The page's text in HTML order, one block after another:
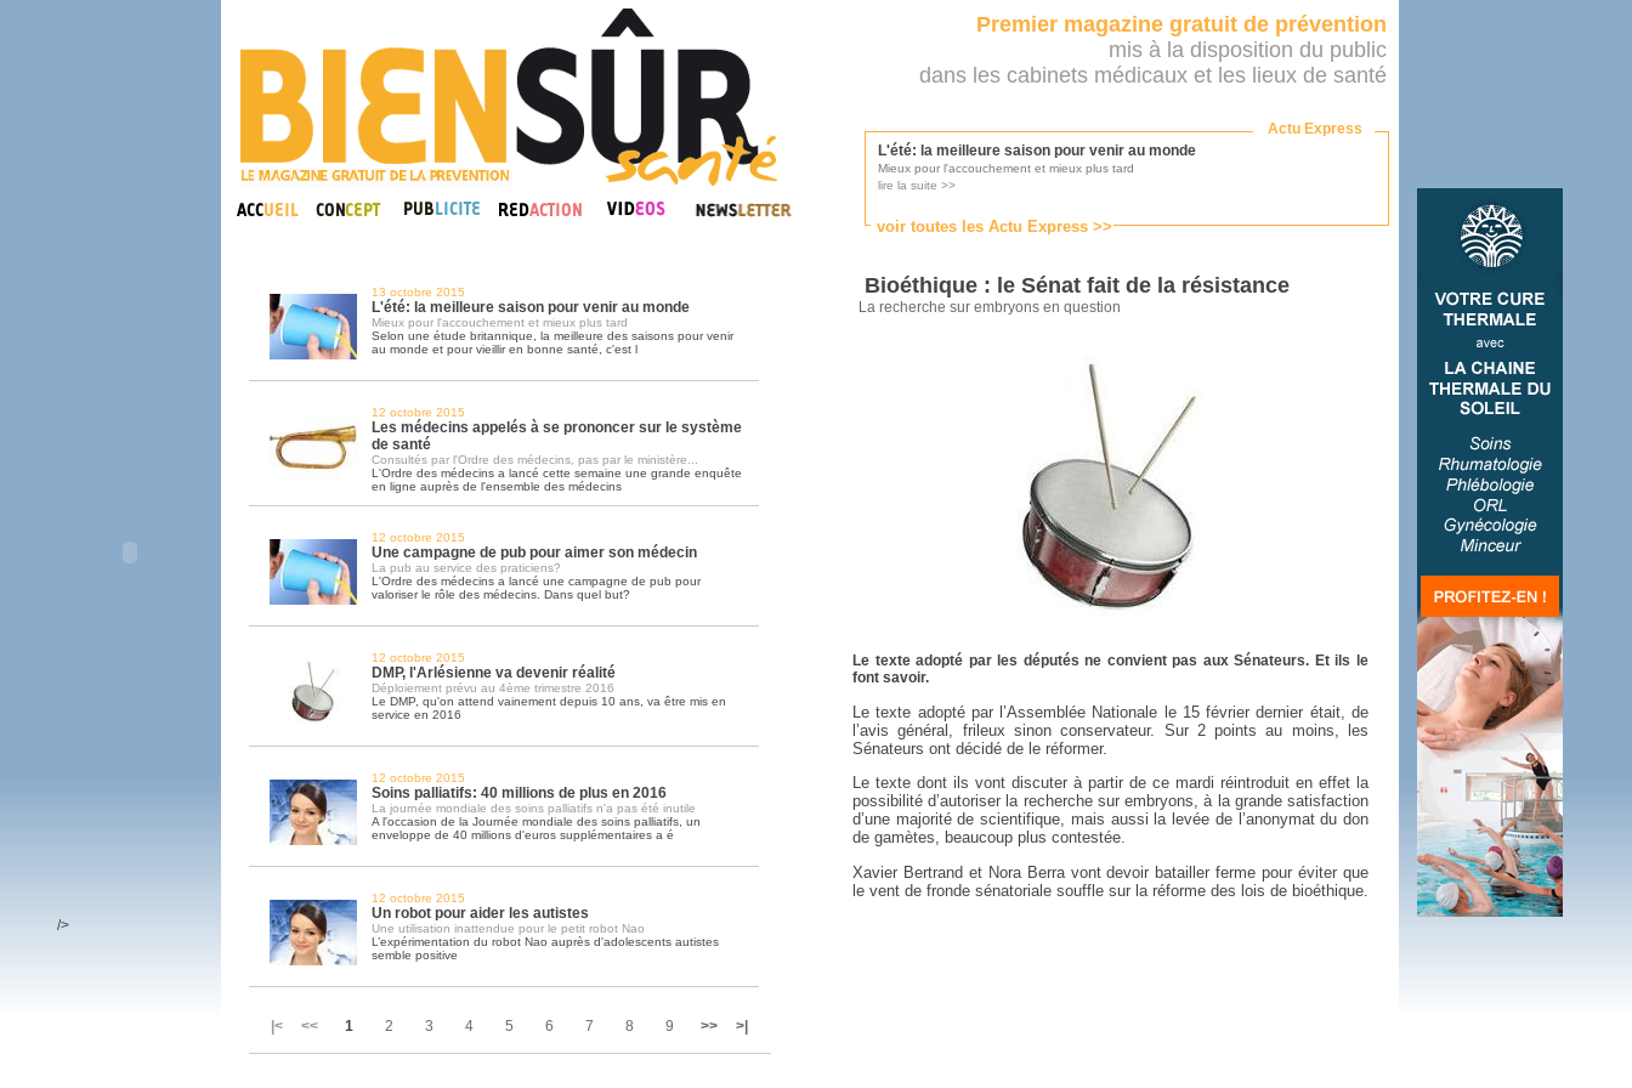
Premier magazine gratuit de prévention
mis à la disposition du public
dans les cabinets médicaux et les lieux de santé
Actu Express
voir toutes les Actu Express >>
L'été: la meilleure saison pour venir au monde
Mieux pour l'accouchement et mieux plus tard
lire la suite >>
Consultés par l'Ordre des médecins, pas par le ministère...
lire la suite >>
Une campagne de pub pour aimer son médecin
DMP, l'Arlésienne va devenir réalité
Déploiement prévu au 4ème trimestre 2016
Soins palliatifs: 40 millions de plus en 2016
La journée mondiale des soins palliatifs n'a pas été inutile
13 octobre 2015
L'été: la meilleure saison pour venir au monde
Mieux pour l'accouchement et mieux plus tard
Selon une étude britannique, la meilleure des saisons pour venir
au monde et pour vieillir en bonne santé, c'est l
12 octobre 2015
Les médecins appelés à se prononcer sur le système
de santé
Consultés par l'Ordre des médecins, pas par le ministère...
L'Ordre des médecins a lancé cette semaine une grande enquête
en ligne auprès de l'ensemble des médecins
12 octobre 2015
Une campagne de pub pour aimer son médecin
La pub au service des praticiens?
L'Ordre des médecins a lancé une campagne de pub pour
valoriser le rôle des médecins. Dans quel but?
12 octobre 2015
DMP, l'Arlésienne va devenir réalité
Déploiement prévu au 4ème trimestre 2016
Le DMP, qu'on attend vainement depuis 10 ans, va être mis en
service en 2016
12 octobre 2015
Soins palliatifs: 40 millions de plus en 2016
La journée mondiale des soins palliatifs n'a pas été inutile
A l'occasion de la Journée mondiale des soins palliatifs, un
enveloppe de 40 millions d'euros supplémentaires a é
12 octobre 2015
Un robot pour aider les autistes
Une utilisation inattendue pour le petit robot Nao
L’expérimentation du robot Nao auprès d'adolescents autistes
semble positive
|< << 1 2 3 4 5 6 7 8 9 >> >|
Bioéthique : le Sénat fait de la résistance
La recherche sur embryons en question
Le texte adopté par les députés ne convient pas aux Sénateurs. Et ils le
font savoir.
Le texte adopté par l’Assemblée Nationale le 15 février dernier était, de
l’avis général, frileux sinon conservateur. Sur 2 points au moins, les
Sénateurs ont décidé de le réformer.
Le texte dont ils vont discuter à partir de ce mardi réintroduit en effet la
possibilité d’autoriser la recherche sur embryons, à la grande satisfaction
d’une majorité de scientifique, mais aussi la levée de l’anonymat du don
de gamètes, beaucoup plus contestée.
Xavier Bertrand et Nora Berra vont devoir batailler ferme pour éviter que
le vent de fronde sénatoriale souffle sur la réforme des lois de bioéthique.
/>